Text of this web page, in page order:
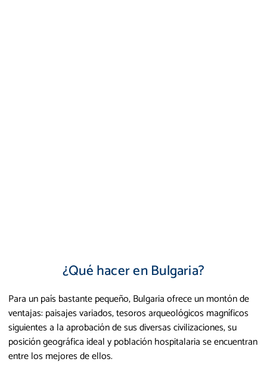
¿Qué hacer en Bulgaria?
Para un país bastante pequeño, Bulgaria ofrece un montón de
ventajas: paisajes variados, tesoros arqueológicos magníficos
siguientes a la aprobación de sus diversas civilizaciones, su
posición geográfica ideal y población hospitalaria se encuentran
entre los mejores de ellos.